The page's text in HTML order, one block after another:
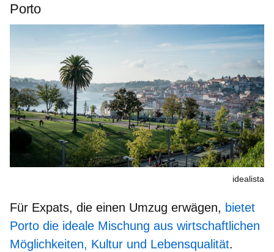
Porto
idealista
Für Expats, die einen Umzug erwägen, bietet
Porto die ideale Mischung aus wirtschaftlichen
Möglichkeiten, Kultur und Lebensqualität.